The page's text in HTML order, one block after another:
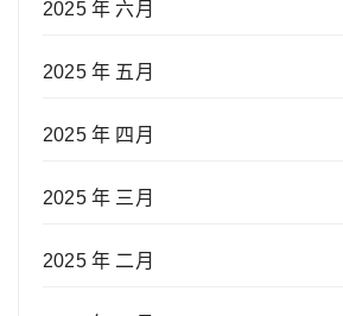
2025 年 六月
2025 年 五月
2025 年 四月
2025 年 三月
2025 年 二月